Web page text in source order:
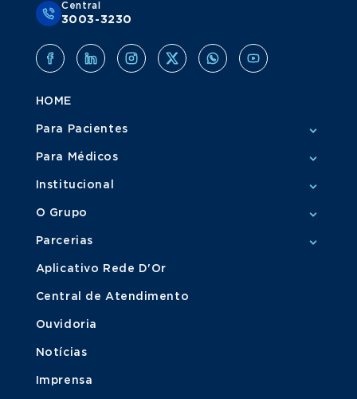
Central
3003-3230
HOME
Para Pacientes
Para Médicos
Institucional
O Grupo
Parcerias
Aplicativo Rede D'Or
Central de Atendimento
Ouvidoria
Notícias
Imprensa